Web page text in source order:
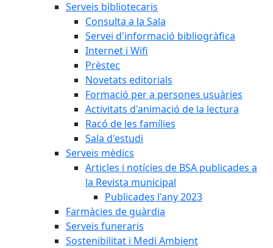
Serveis bibliotecaris
Consulta a la Sala
Servei d'informació bibliogràfica
Internet i Wifi
Prèstec
Novetats editorials
Formació per a persones usuàries
Activitats d'animació de la lectura
Racó de les famílies
Sala d'estudi
Serveis mèdics
Articles i notícies de BSA publicades a
la Revista municipal
Publicades l'any 2023
Farmàcies de guàrdia
Serveis funeraris
Sostenibilitat i Medi Ambient